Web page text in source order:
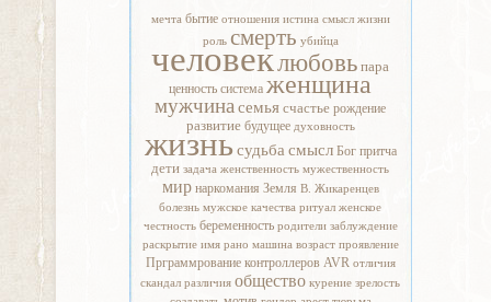
мечта бытие отношения истина смысл жизни
роль смерть убийца
человеклюбовь пара
ценность система женщина
мужчина семья счастье рождение
развитие будущее духовность
жизнь судьба смысл Бог притча
дети задача женственность мужественность
мир наркомания Земля В. Жикаренцев
болезнь мужское качества ритуал женское
честность беременность родители заблуждение
раскрытие имя рано машина возраст проявление
Прграммрование контроллеров AVR отличия
скандал различия общество курение зрелость